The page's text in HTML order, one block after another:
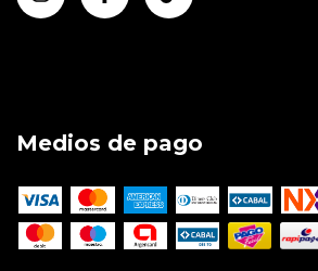
Medios de pago